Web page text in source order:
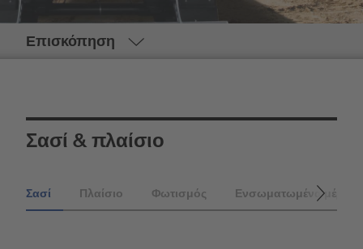
Επισκόπηση
Σασί & πλαίσιο
Σασί Πλαίσιο Φωτισμός Ενσωματωμένα μέρη